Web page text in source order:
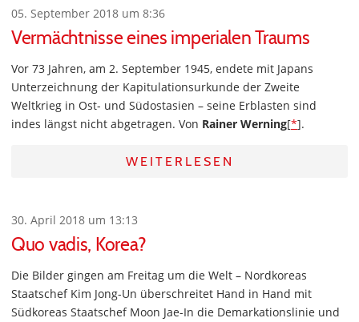
05. September 2018 um 8:36
Vermächtnisse eines imperialen Traums
Vor 73 Jahren, am 2. September 1945, endete mit Japans
Unterzeichnung der Kapitulationsurkunde der Zweite
Weltkrieg in Ost- und Südostasien – seine Erblasten sind
indes längst nicht abgetragen. Von Rainer Werning[*].
WEITERLESEN
30. April 2018 um 13:13
Quo vadis, Korea?
Die Bilder gingen am Freitag um die Welt – Nordkoreas
Staatschef Kim Jong-Un überschreitet Hand in Hand mit
Südkoreas Staatschef Moon Jae-In die Demarkationslinie und